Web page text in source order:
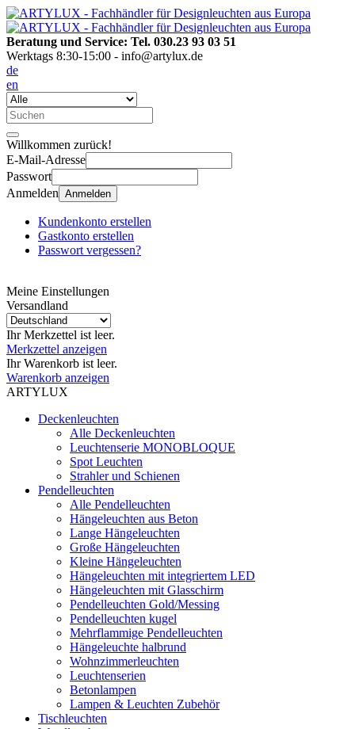
Beratung und Service: Tel. 030.23 93 03 51
Werktags 8:30-15:00 - info@artylux.de
de
en
Willkommen zurück!
E-Mail-Adresse
Passwort
Anmelden Anmelden
Kundenkonto erstellen
Gastkonto erstellen
Passwort vergessen?
Meine Einstellungen
Versandland
Ihr Merkzettel ist leer.
Merkzettel anzeigen
Ihr Warenkorb ist leer.
Warenkorb anzeigen
ARTYLUX
Deckenleuchten
Alle Deckenleuchten
Leuchtenserie MONOBLOQUE
Spot Leuchten
Strahler und Schienen
Pendelleuchten
Alle Pendelleuchten
Hängeleuchten aus Beton
Lange Hängeleuchten
Große Hängeleuchten
Kleine Hängeleuchten
Hängeleuchten mit integriertem LED
Hängeleuchten mit Glasschirm
Pendelleuchten Gold/Messing
Pendelleuchten kugel
Mehrflammige Pendelleuchten
Hängeleuchte halbrund
Wohnzimmerleuchten
Leuchtenserien
Betonlampen
Lampen & Leuchten Zubehör
Tischleuchten